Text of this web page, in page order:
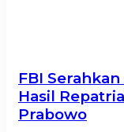
FBI
Hasil
Prabowo